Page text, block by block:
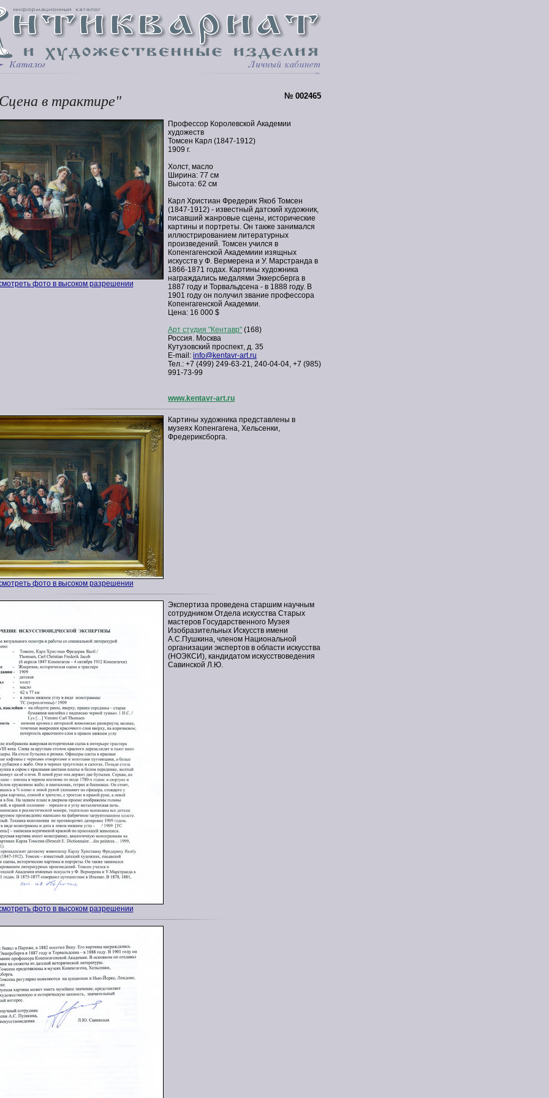
в трактире" № 002465
фото в высоком разрешении
Профессор Королевской Академии
художеств
Томсен Карл (1847-1912)
1909 г.
Холст, масло
Ширина: 77 см
Высота: 62 см
Карл Христиан Фредерик Якоб Томсен
(1847-1912) - известный датский художник,
писавший жанровые сцены, исторические
картины и портреты. Он также занимался
иллюстрированием литературных
произведений. Томсен учился в
Копенгагенской Академиии изящных
искусств у Ф. Вермерена и У. Марстранда в
1866-1871 годах. Картины художника
награждались медалями Эккерсберга в
1887 году и Торвальдсена - в 1888 году. В
1901 году он получил звание профессора
Копенгагенской Академии.
Цена: 16 000 $
Арт студия "Кентавр" (168)
Россия. Москва
Кутузовский проспект, д. 35
E-mail: info@kentavr-art.ru
Тел.: +7 (499) 249-63-21, 240-04-04, +7 (985)
991-73-99
www.kentavr-art.ru
фото в высоком разрешении
Картины художника представлены в
музеях Копенгагена, Хельсенки,
Фредериксборга.
фото в высоком разрешении
Экспертиза проведена старшим научным
сотрудником Отдела искусства Старых
мастеров Государственного Музея
Изобразительных Искусств имени
А.С.Пушкина, членом Национальной
организации экспертов в области искусства
(НОЭКСИ), кандидатом искусствоведения
Савинской Л.Ю.